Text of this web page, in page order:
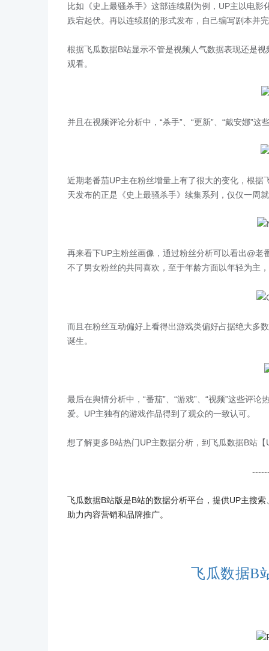
比如《史上最骚杀手》这部连续剧为例，UP主以电
跌宕起伏。再以连续剧的形式发布，自己编写剧本并
根据飞瓜数据B站显示不管是视频人气数据表现还是
观看。
并且在视频评论分析中，“杀手”、“更新”、“戴安娜”
近期老番茄UP主在粉丝增量上有了很大的变化，根
天发布的正是《史上最骚杀手》续集系列，仅仅一周
再来看下UP主粉丝画像，通过粉丝分析可以看出@
不了男女粉丝的共同喜欢，至于年龄方面以年轻为主
而且在粉丝互动偏好上看得出游戏类偏好占据绝大多
诞生。
最后在舆情分析中，“番茄”、“游戏”、“视频”这些评
爱。UP主独有的游戏作品得到了观众的一致认可。
想了解更多B站热门UP主数据分析，到飞瓜数据B站
飞瓜数据B站版是B站的数据分析平台，提供UP主搜
助力内容营销和品牌推广。
飞瓜数据B